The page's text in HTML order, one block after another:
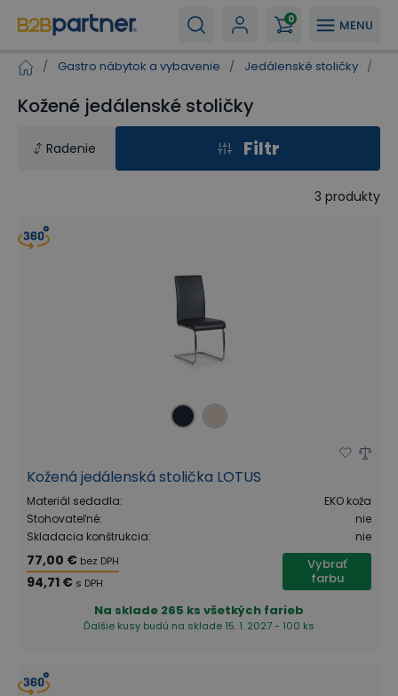
MENU
0
/ Gastro nábytok a vybavenie / Jedálenské stoličky /
Kožené jedálenské stoličky
Radenie Filtr
3 produkty
Kožená jedálenská stolička LOTUS
Materiál sedadla:
EKO koža
Stohovateľné:
nie
Skladacia konštrukcia: nie
77,00 € bez DPH
94,71 € s DPH
Vybrať
farbu
Na sklade 265 ks všetkých farieb
Ďalšie kusy budú na sklade 15. 1. 2027 - 100 ks